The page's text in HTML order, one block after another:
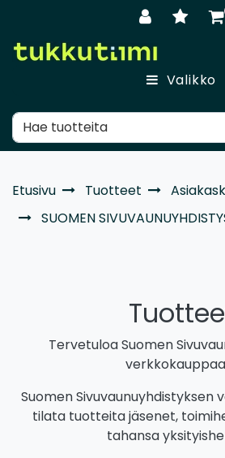
Valikko
Etusivu Tuotteet
SUOMEN
Tervetuloa Suomen
Suomen Sivuvaunuyhdistyksen
tilata tuotteita jäsenet,
tahansa